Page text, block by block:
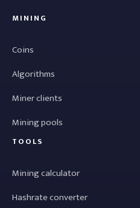
MINING
Coins
Algorithms
Miner clients
Mining pools
TOOLS
Mining calculator
Hashrate converter